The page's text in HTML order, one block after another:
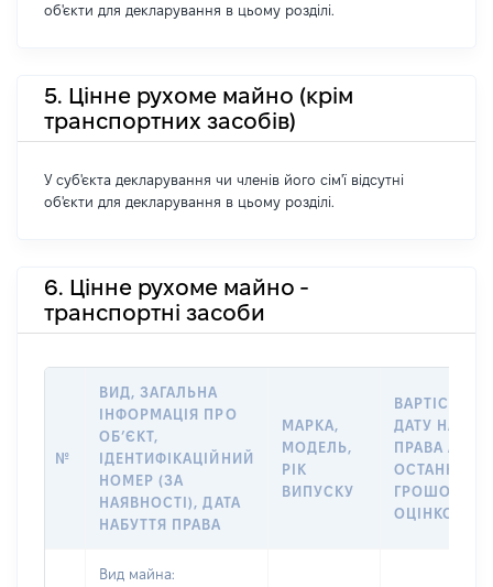
об'єкти для декларування в цьому розділі.
5. Цінне рухоме майно (крім
транспортних засобів)
У суб'єкта декларування чи членів його сім'ї відсутні
об'єкти для декларування в цьому розділі.
6. Цінне рухоме майно -
транспортні засоби
№
ВИД, ЗАГАЛЬНА
ІНФОРМАЦІЯ ПРО
ОБʼЄКТ,
ІДЕНТИФІКАЦІЙНИЙ
НОМЕР (ЗА
НАЯВНОСТІ), ДАТА
НАБУТТЯ ПРАВА
МАРКА,
МОДЕЛЬ,
РІК
ВИПУСКУ
ВАРТІСТЬ НА
ДАТУ
ПРАВА АБО
ГРОШОВОЮ
ОЦІНКОЮ,
Вид майна: